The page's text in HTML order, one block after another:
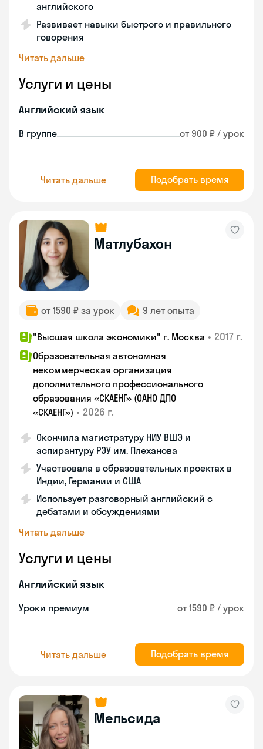
английского
Развивает навыки быстрого и правильного
говорения
Читать дальше
Услуги и цены
Английский язык
В группе от 900 ₽ / урок
Читать дальше Подобрать время
Матлубахон
от 1590 ₽ за урок 9 лет опыта
"Высшая школа экономики" г. Москва • 2017 г.
Образовательная автономная
некоммерческая организация
дополнительного профессионального
образования «СКАЕНГ» (ОАНО ДПО
«СКАЕНГ») • 2026 г.
Окончила магистратуру НИУ ВШЭ и
аспирантуру РЭУ им. Плеханова
Участвовала в образовательных проектах в
Индии, Германии и США
Использует разговорный английский с
дебатами и обсуждениями
Читать дальше
Услуги и цены
Английский язык
Уроки премиум от 1590 ₽ / урок
Читать дальше Подобрать время
Мельсида